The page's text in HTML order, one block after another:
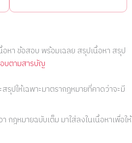
หา ข้อสอบ พร้อมเฉลย สรุปเนื้อหา สรุป
บตามสารบัญ
ปให้เฉพาะมาตรากฎหมายที่คาดว่าจะมี
กฎหมายฉบับเต็ม มาใส่ลงในเนื้อหาเพื่อให้